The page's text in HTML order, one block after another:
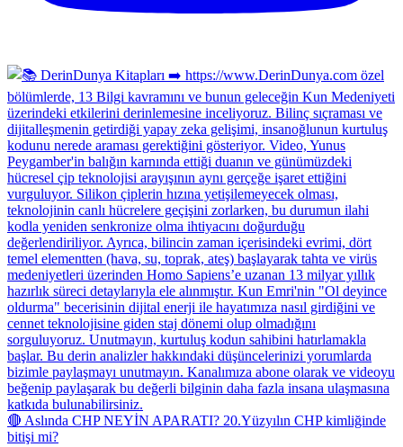
🔴 Aslında CHP NEYİN APARATI? 20.Yüzyılın CHP kimliğinde
bitişi mi?